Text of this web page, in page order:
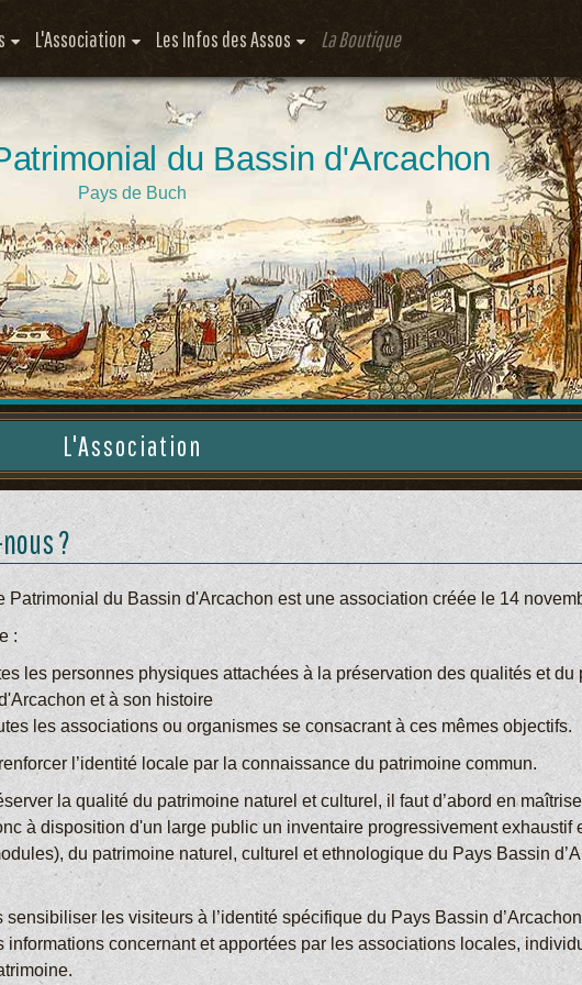
L'Association Les Infos des Assos La Boutique
du Bassin d'Arcachon
Pays de Buch
L'Association
?
Patrimonial du Bassin d'Arcachon est une association créée le 14
:
les personnes physiques attachées à la préservation des qualités et du
et à son histoire
les associations ou organismes se consacrant à ces mêmes objectifs.
l’identité locale par la connaissance du patrimoine commun.
la qualité du patrimoine naturel et culturel, il faut d’abord en
à disposition d'un large public un inventaire progressivement exhaustif
du patrimoine naturel, culturel et ethnologique du Pays Bassin
sensibiliser les visiteurs à l’identité spécifique du Pays Bassin
informations concernant et apportées par les associations locales,